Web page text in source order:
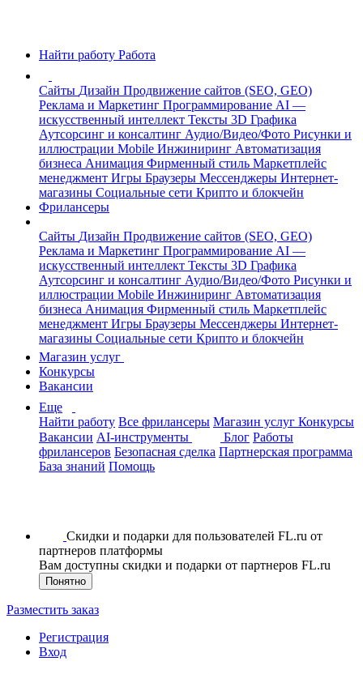
Найти работу Работа
Сайты Дизайн Продвижение сайтов (SEO, GEO)
Реклама и Маркетинг Программирование AI —
искусственный интеллект Тексты 3D Графика
Аутсорсинг и консалтинг Аудио/Видео/Фото Рисунки и
иллюстрации Mobile Инжиниринг Автоматизация
бизнеса Анимация Фирменный стиль Маркетплейс
менеджмент Игры Браузеры Мессенджеры Интернет-
магазины Социальные сети Крипто и блокчейн
Фрилансеры
Сайты Дизайн Продвижение сайтов (SEO, GEO)
Реклама и Маркетинг Программирование AI —
искусственный интеллект Тексты 3D Графика
Аутсорсинг и консалтинг Аудио/Видео/Фото Рисунки и
иллюстрации Mobile Инжиниринг Автоматизация
бизнеса Анимация Фирменный стиль Маркетплейс
менеджмент Игры Браузеры Мессенджеры Интернет-
магазины Социальные сети Крипто и блокчейн
Магазин услуг
Конкурсы
Вакансии
Еще
Найти работу Все фрилансеры Магазин услуг Конкурсы
Вакансии AI-инструменты Блог Работы
фрилансеров Безопасная сделка Партнерская программа
База знаний Помощь
Скидки и подарки для пользователей FL.ru от
партнеров платформы
Вам доступны скидки и подарки от партнеров FL.ru
Понятно
Разместить заказ
Регистрация
Вход